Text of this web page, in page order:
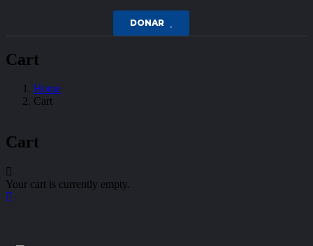
DONAR
Cart
Home
Cart
Cart
Your cart is currently empty.